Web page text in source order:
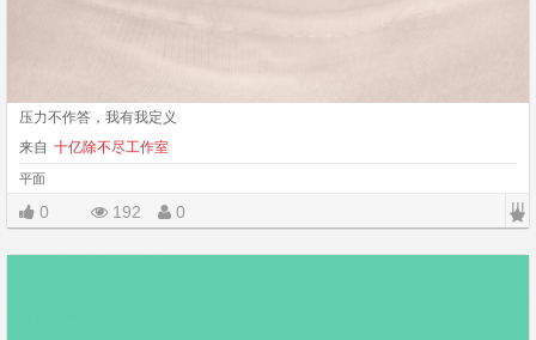
压力不作答，我有我定义
来自 十亿除不尽工作室
平面
0 192 0 |||